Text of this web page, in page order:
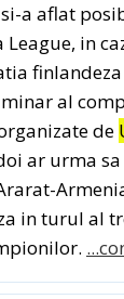
a aflat
in
finlandeza
al
de
ar urma
in turul al